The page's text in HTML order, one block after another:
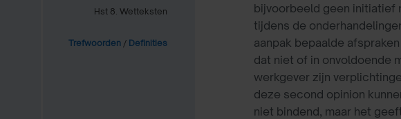
Hst 8. Wetteksten
Trefwoorden / Definities
bijvoorbeeld geen initiatief
tijdens de
aanpak bepaalde
dat niet of in onvoldoende
werkgever zijn
deze second opinion
niet bindend, maar het